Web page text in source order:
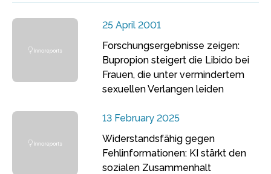
25 April 2001
Forschungsergebnisse zeigen:
Bupropion steigert die Libido bei
Frauen, die unter vermindertem
sexuellen Verlangen leiden
13 February 2025
Widerstandsfähig gegen
Fehlinformationen: KI stärkt den
sozialen Zusammenhalt